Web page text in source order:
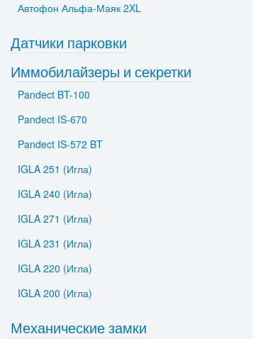
Автофон Альфа-Маяк 2XL
Датчики парковки
Иммобилайзеры и секретки
Pandect BT-100
Pandect IS-670
Pandect IS-572 BT
IGLA 251 (Игла)
IGLA 240 (Игла)
IGLA 271 (Игла)
IGLA 231 (Игла)
IGLA 220 (Игла)
IGLA 200 (Игла)
Механические замки